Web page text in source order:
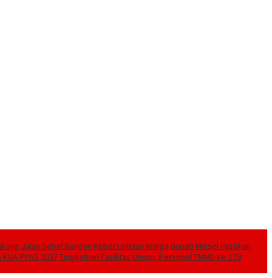
Jalan Sehat Bangun Kebersamaan Warga Bupati Minsel Pastikan
PPAS 2027Tingkatkan Fasilitas Umum, Personel TMMD ke-129